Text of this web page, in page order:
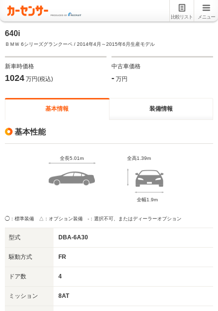
比較リスト メニュー
640i
ＢＭＷ 6シリーズグランクーペ / 2014年4月～2015年6月生産モデル
新車時価格
1024 万円(税込)
中古車価格
- 万円
基本情報 装備情報
基本性能
全長5.01m 全高1.39m
全幅1.9m
◯：標準装備 △：オプション装備 -：選択不可、またはディーラーオプション
型式 DBA-6A30
駆動方式 FR
ドア数 4
ミッション 8AT